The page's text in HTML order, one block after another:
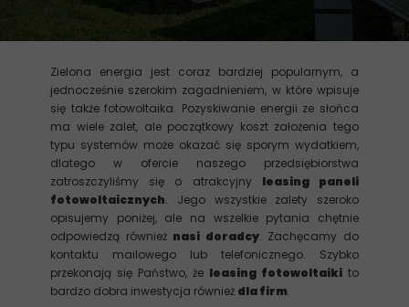
Zielona energia jest coraz bardziej popularnym, a
jednocześnie szerokim zagadnieniem, w które wpisuje
się także fotowoltaika. Pozyskiwanie energii ze słońca
ma wiele zalet, ale początkowy koszt założenia tego
typu systemów może okazać się sporym wydatkiem,
dlatego w ofercie naszego przedsiębiorstwa
zatroszczyliśmy się o atrakcyjny leasing paneli
fotowoltaicznych. Jego wszystkie zalety szeroko
opisujemy poniżej, ale na wszelkie pytania chętnie
odpowiedzą również nasi doradcy. Zachęcamy do
kontaktu mailowego lub telefonicznego. Szybko
przekonają się Państwo, że leasing fotowoltaiki to
bardzo dobra inwestycja również dla firm.